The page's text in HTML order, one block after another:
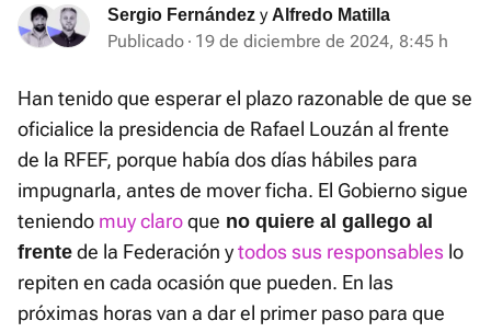
Sergio Fernández y Alfredo Matilla
Publicado 19 de diciembre de 2024, 8:45 h
Han tenido que esperar el plazo razonable de que se
oficialice la presidencia de Rafael Louzán al frente
de la RFEF, porque había dos días hábiles para
impugnarla, antes de mover ficha. El Gobierno sigue
teniendo muy claroque no quiere al gallego al
frente de la Federación ytodos sus responsables lo
repiten en cada ocasión que pueden. En las
próximas horas van a dar el primer paso para que